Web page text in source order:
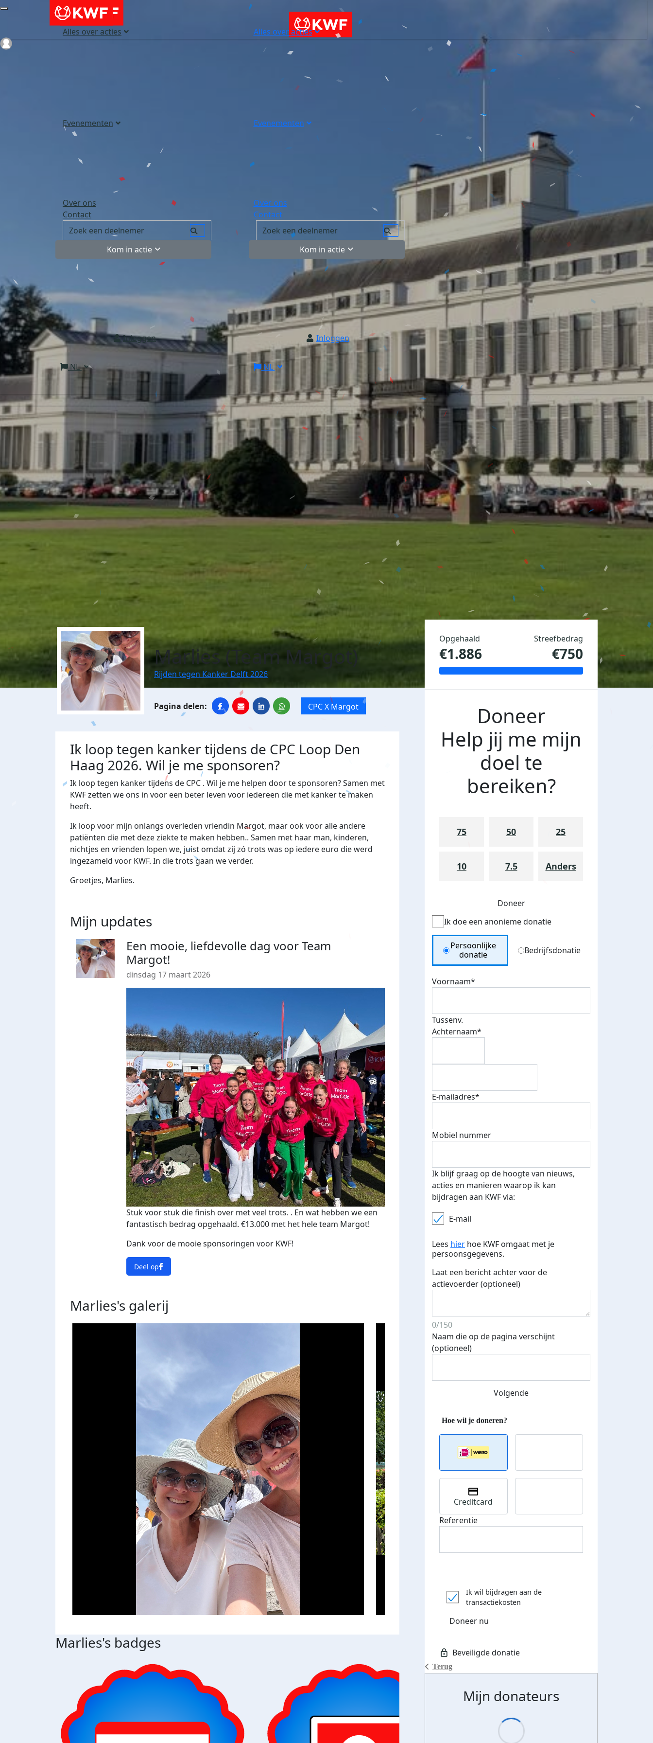
Alles over acties
Evenementen
Over ons
Contact
Kom in actie
Inloggen
NL
Alles over acties
Evenementen
Over ons
Contact
Kom in actie
Inloggen
NL
Marlies (Team Margot)
Rijden tegen Kanker Delft 2026
CPC X Margot
Ik loop tegen kanker tijdens de CPC Loop Den
Haag 2026. Wil je me sponsoren?
Ik loop tegen kanker tijdens de CPC . Wil je me helpen door te sponsoren? Samen met
KWF zetten we ons in voor een beter leven voor iedereen die met kanker te maken
heeft.
Ik loop voor mijn onlangs overleden vriendin Margot, maar ook voor alle andere
patiënten die met deze ziekte te maken hebben.. Samen met haar man, kinderen,
nichtjes en vrienden lopen we, juist omdat zij zó trots was op iedere euro die werd
ingezameld voor KWF. In die trots gaan we verder.
Groetjes, Marlies.
Mijn updates
Een mooie, liefdevolle dag voor Team
Margot!
dinsdag 17 maart 2026
Stuk voor stuk die finish over met veel trots. . En wat hebben we een
fantastisch bedrag opgehaald. €13.000 met het hele team Margot!
Dank voor de mooie sponsoringen voor KWF!
Deel op
Marlies's galerij
Marlies's badges
Opgehaald
€1.886
Streefbedrag
€750
Doneer
Help jij me mijn
doel te
bereiken?
75 50 25
10 7.5 Anders
Doneer
Ik doe een anonieme donatie
Donation Type
Persoonlijke
donatie
Bedrijfsdonatie
Voornaam*
Tussenv.
Achternaam*
E-mailadres*
Mobiel nummer
Ik blijf graag op de hoogte van nieuws,
acties en manieren waarop ik kan
bijdragen aan KWF via:
E-mail
Lees hier hoe KWF omgaat met je
persoonsgegevens.
Laat een bericht achter voor de
actievoerder (optioneel)
0/150
Naam die op de pagina verschijnt
(optioneel)
Volgende
Terug
Creditcard
Referentie
Ik wil bijdragen aan de
transactiekosten
Doneer nu
Mijn donateurs